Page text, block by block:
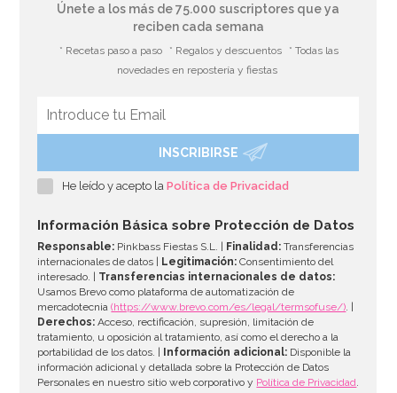
Cuenco para Chuches 18 cm
AÑADIR
Únete a los más de 75.000 suscriptores que ya
reciben cada semana
* Recetas paso a paso * Regalos y descuentos
* Todas las
novedades en repostería y fiestas
INSCRIBIRSE
He leído y acepto laPolítica de Privacidad
Información Básica sobre Protección de Datos
Responsable: Pinkbass Fiestas S.L. | Finalidad: Transferencias
internacionales de datos |
Legitimación: Consentimiento del
interesado. | Transferencias internacionales de datos:
Usamos Brevo como plataforma de automatización de
mercadotecnia(https://www.brevo.com/es/legal/termsofuse/). |
Derechos: Acceso, rectificación, supresión, limitación de
tratamiento, u oposición al tratamiento, así como el derecho a la
portabilidad de los datos. |
Información adicional: Disponible la
información adicional y detallada sobre la Protección de Datos
Personales en nuestro sitio web corporativo y Política de Privacidad.